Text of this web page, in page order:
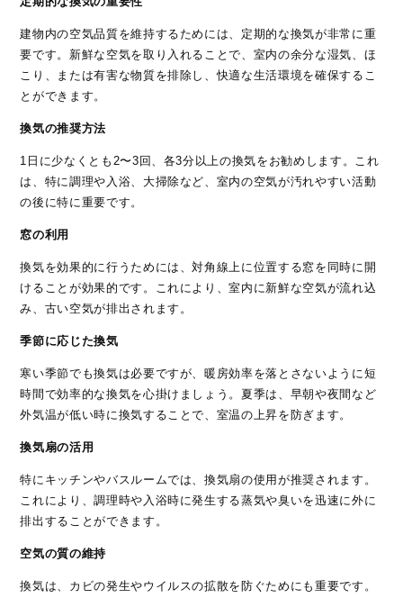
建物内の空気品質を維持するためには、定期的な換気が非常に重
要です。新鮮な空気を取り入れることで、室内の余分な湿気、ほ
こり、または有害な物質を排除し、快適な生活環境を確保するこ
とができます。
換気の推奨方法
1日に少なくとも2〜3回、各3分以上の換気をお勧めします。これ
は、特に調理や入浴、大掃除など、室内の空気が汚れやすい活動
の後に特に重要です。
窓の利用
換気を効果的に行うためには、対角線上に位置する窓を同時に開
けることが効果的です。これにより、室内に新鮮な空気が流れ込
み、古い空気が排出されます。
季節に応じた換気
寒い季節でも換気は必要ですが、暖房効率を落とさないように短
時間で効率的な換気を心掛けましょう。夏季は、早朝や夜間など
外気温が低い時に換気することで、室温の上昇を防ぎます。
換気扇の活用
特にキッチンやバスルームでは、換気扇の使用が推奨されます。
これにより、調理時や入浴時に発生する蒸気や臭いを迅速に外に
排出することができます。
空気の質の維持
換気は、カビの発生やウイルスの拡散を防ぐためにも重要です。